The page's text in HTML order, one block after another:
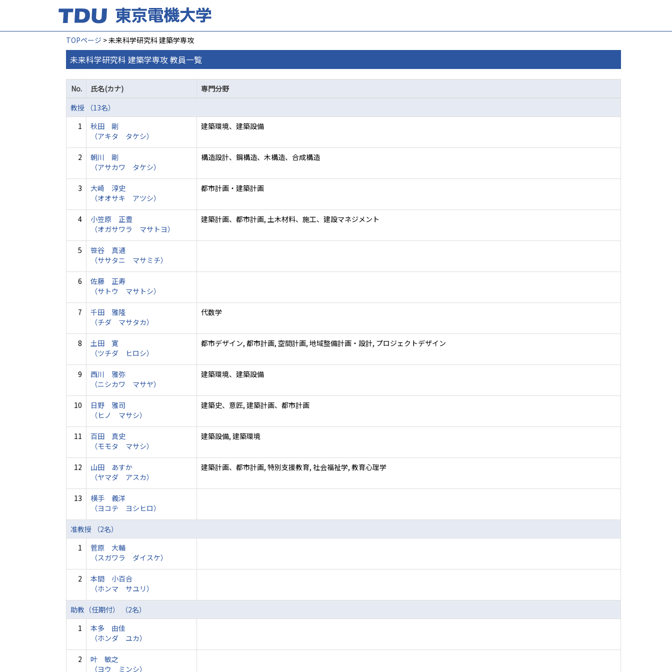
TOPページ > 未来科学研究科 建築学専攻
未来科学研究科 建築学専攻 教員一覧
No. 氏名(カナ)
専門分野
教授 （13名）
1
秋田 剛
（アキタ タケシ）
建築環境、建築設備
2
朝川 剛
（アサカワ タケシ）
構造設計、鋼構造、木構造、合成構造
3
大崎 淳史
（オオサキ アツシ）
都市計画・建築計画
4
小笠原 正豊
（オガサワラ マサトヨ）
建築計画、都市計画, 土木材料、施工、建設マネジメント
5
笹谷 真通
（ササタニ マサミチ）
6
佐藤 正寿
（サトウ マサトシ）
7
千田 雅隆
（チダ マサタカ）
代数学
8
土田 寛
（ツチダ ヒロシ）
都市デザイン, 都市計画, 空間計画, 地域整備計画・設計, プロジェクトデザイン
9
西川 雅弥
（ニシカワ マサヤ）
建築環境、建築設備
10
日野 雅司
（ヒノ マサシ）
建築史、意匠, 建築計画、都市計画
11
百田 真史
（モモタ マサシ）
建築設備, 建築環境
12
山田 あすか
（ヤマダ アスカ）
建築計画、都市計画, 特別支援教育, 社会福祉学, 教育心理学
13
横手 義洋
（ヨコテ ヨシヒロ）
准教授 （2名）
1
菅原 大輔
（スガワラ ダイスケ）
2
本間 小百合
（ホンマ サユリ）
助教（任期付） （2名）
1
本多 由佳
（ホンダ ユカ）
2
叶 敏之
（ヨウ ミンシ）